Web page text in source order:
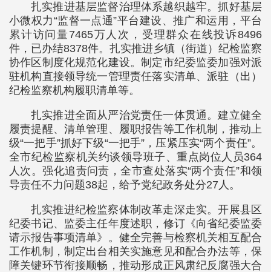
扎实推进基层监督治理体系越织越牢。抓好基层
小微权力“监督一点通”平台建设、推广和运用，平台
累计访问量7465万人次，受理群众在线投诉8496
件，已办结8378件。扎实推进乡镇（街道）纪检监察
协作区制度化规范化建设。制定市纪委监委加强对派
驻机构直接领导统一管理责任落实清单、派驻（出）
纪检监察机构履职清单等。
扎实推进全面从严治党责任一体贯通。建立健全
履责提醒、清单管理、履职报告等工作机制，推动上
级“一把手”抓好下级“一把手”，压紧压实“两个责任”。
全市纪检监察机关约谈领导班子、重点岗位人员364
人次。强化追责问责，全市查处落实“两个责任”和领
导责任不力问题38起，给予党纪政务处分27人。
扎实推进纪检监察体制改革走深走实。开展县区
纪委书记、监委主任年度述职，修订《向省纪委监委
请示报告事项清单》。健全完善与检察机关相互配合
工作机制，制定出台相关实施意见和配合办法等，保
障关键环节衔接顺畅，推动形成正风肃纪反腐强大合